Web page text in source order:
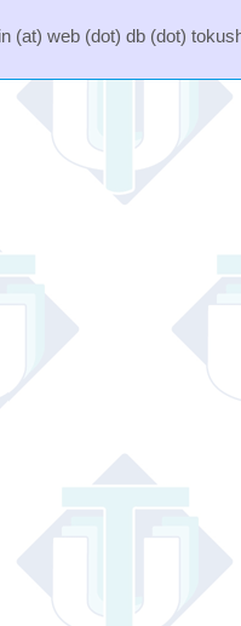
(at) web (dot) db (dot)